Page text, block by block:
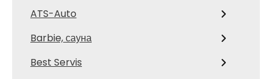
ATS-Auto
Barbie, сауна
Best Servis